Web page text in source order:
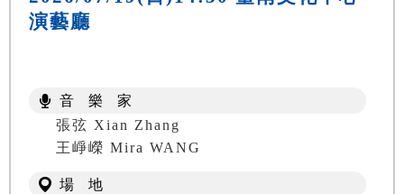
演藝廳
音 樂 家
張弦 Xian Zhang
王崢嶸 Mira WANG
場 地